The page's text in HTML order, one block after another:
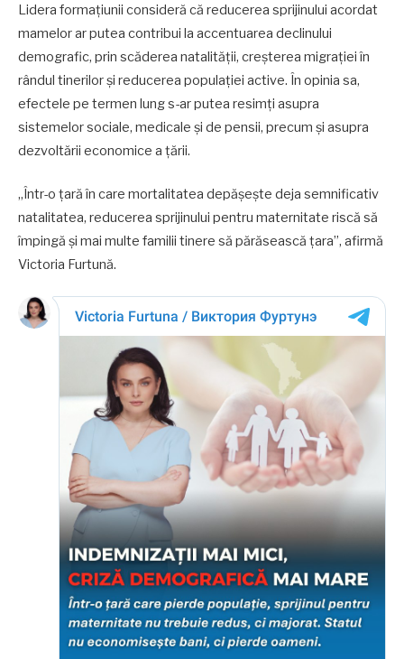
Lidera formațiunii consideră că reducerea sprijinului acordat
mamelor ar putea contribui la accentuarea declinului
demografic, prin scăderea natalității, creșterea migrației în
rândul tinerilor și reducerea populației active. În opinia sa,
efectele pe termen lung s-ar putea resimți asupra
sistemelor sociale, medicale și de pensii, precum și asupra
dezvoltării economice a țării.
„Într-o țară în care mortalitatea depășește deja semnificativ
natalitatea, reducerea sprijinului pentru maternitate riscă să
împingă și mai multe familii tinere să părăsească țara”, afirmă
Victoria Furtună.